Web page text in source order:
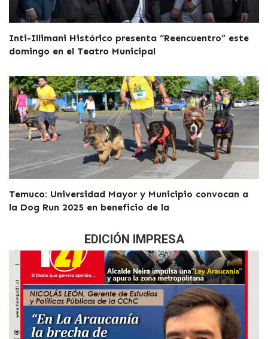
Inti-Illimani Histórico presenta “Reencuentro” este
domingo en el Teatro Municipal
Temuco: Universidad Mayor y Municipio convocan a
la Dog Run 2025 en beneficio de la
EDICIÓN IMPRESA